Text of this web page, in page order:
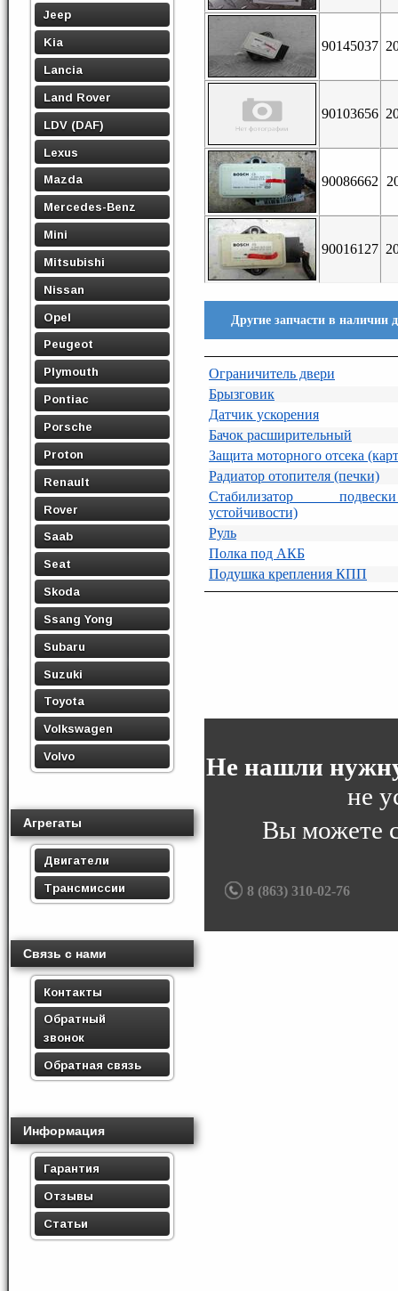
Jeep
Kia
Lancia
Land Rover
LDV (DAF)
Lexus
Mazda
Mercedes-Benz
Mini
Mitsubishi
Nissan
Opel
Peugeot
Plymouth
Pontiac
Porsche
Proton
Renault
Rover
Saab
Seat
Skoda
Ssang Yong
Subaru
Suzuki
Toyota
Volkswagen
Volvo
Агрегаты
Двигатели
Трансмиссии
Связь с нами
Контакты
Обратный
звонок
Обратная связь
Информация
Гарантия
Отзывы
Статьи
90145037
90103656
90086662
90016127
Другие запчасти в наличии
Ограничитель двери
Брызговик
Датчик ускорения
Бачок расширительный
Защита моторного отсека
Радиатор отопителя (печки)
Стабилизатор
устойчивости)
Руль
Полка под АКБ
Подушка крепления КПП
Не нашли
не
Вы можете
8 (863) 310-02-76